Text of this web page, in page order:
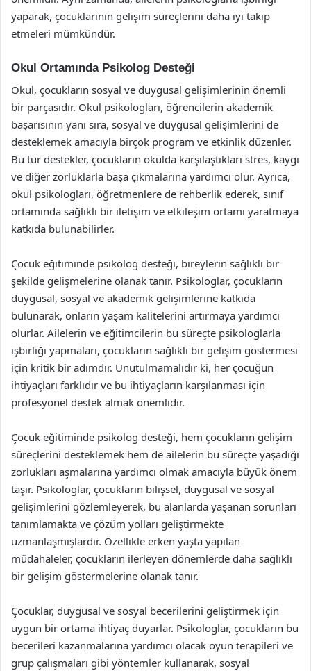
yaparak, çocuklarının gelişim süreçlerini daha iyi takip
etmeleri mümkündür.
Okul Ortamında Psikolog Desteği
Okul, çocukların sosyal ve duygusal gelişimlerinin önemli
bir parçasıdır. Okul psikologları, öğrencilerin akademik
başarısının yanı sıra, sosyal ve duygusal gelişimlerini de
desteklemek amacıyla birçok program ve etkinlik düzenler.
Bu tür destekler, çocukların okulda karşılaştıkları stres, kaygı
ve diğer zorluklarla başa çıkmalarına yardımcı olur. Ayrıca,
okul psikologları, öğretmenlere de rehberlik ederek, sınıf
ortamında sağlıklı bir iletişim ve etkileşim ortamı yaratmaya
katkıda bulunabilirler.
Çocuk eğitiminde psikolog desteği, bireylerin sağlıklı bir
şekilde gelişmelerine olanak tanır. Psikologlar, çocukların
duygusal, sosyal ve akademik gelişimlerine katkıda
bulunarak, onların yaşam kalitelerini artırmaya yardımcı
olurlar. Ailelerin ve eğitimcilerin bu süreçte psikologlarla
işbirliği yapmaları, çocukların sağlıklı bir gelişim göstermesi
için kritik bir adımdır. Unutulmamalıdır ki, her çocuğun
ihtiyaçları farklıdır ve bu ihtiyaçların karşılanması için
profesyonel destek almak önemlidir.
Çocuk eğitiminde psikolog desteği, hem çocukların gelişim
süreçlerini desteklemek hem de ailelerin bu süreçte yaşadığı
zorlukları aşmalarına yardımcı olmak amacıyla büyük önem
taşır. Psikologlar, çocukların bilişsel, duygusal ve sosyal
gelişimlerini gözlemleyerek, bu alanlarda yaşanan sorunları
tanımlamakta ve çözüm yolları geliştirmekte
uzmanlaşmışlardır. Özellikle erken yaşta yapılan
müdahaleler, çocukların ilerleyen dönemlerde daha sağlıklı
bir gelişim göstermelerine olanak tanır.
Çocuklar, duygusal ve sosyal becerilerini geliştirmek için
uygun bir ortama ihtiyaç duyarlar. Psikologlar, çocukların bu
becerileri kazanmalarına yardımcı olacak oyun terapileri ve
grup çalışmaları gibi yöntemler kullanarak, sosyal